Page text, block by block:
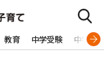
教育 中学受験 中学生